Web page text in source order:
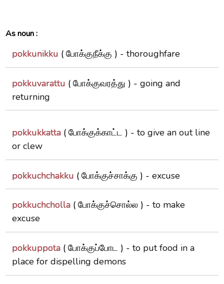
As noun :
pokkunikku ( போக்குநீக்கு ) - thoroughfare
pokkuvarattu ( போக்குவரத்து ) - going and
returning
pokkukkatta( போக்குக்காட்ட ) - to give an out line
or clew
pokkuchchakku ( போக்குச்சாக்கு ) - excuse
pokkuchcholla( போக்குச்சொல்ல ) - to make
excuse
pokkuppota( போக்குப்போட ) - to put food in a
place for dispelling demons